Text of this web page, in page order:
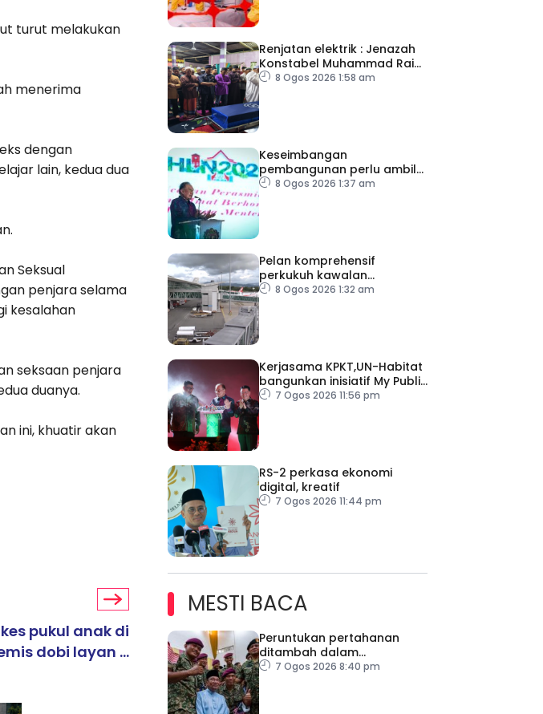
turut melakukan
menerima
dengan
lain, kedua dua
Seksual
penjara selama
kesalahan
seksaan penjara
duanya.
ini, khuatir akan
pukul anak di
dobi layan ...
Renjatan elektrik : Jenazah
Konstabel Muhammad Raimi
selamat dikebumikan
8 Ogos 2026 1:58 am
Keseimbangan
pembangunan perlu ambil
kira lokasi tumpuan
8 Ogos 2026 1:37 am
Pelan komprehensif
perkukuh kawalan
keselamatan di semua
8 Ogos 2026 1:32 am
Kerjasama KPKT,UN-Habitat
bangunkan inisiatif My Public
Space7 Ogos 2026 11:56 pm
RS-2 perkasa ekonomi
digital, kreatif
7 Ogos 2026 11:44 pm
MESTI BACA
Peruntukan pertahanan
ditambah dalam
Belanjawan 2027
7 Ogos 2026 8:40 pm